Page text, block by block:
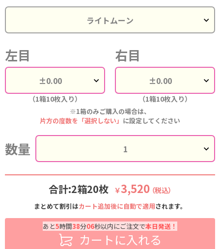
左目
（1箱10枚入り）
右目
（1箱10枚入り）
※1箱のみご購入の場合は、
片方の度数を「選択しない」 に設定してください
数量
合計:2箱20枚 ￥3,520 （税込）
まとめて割引はカート追加後に自動で適用されます。
あと5時間38分05秒以内にご注文で本日発送！
カートに入れる